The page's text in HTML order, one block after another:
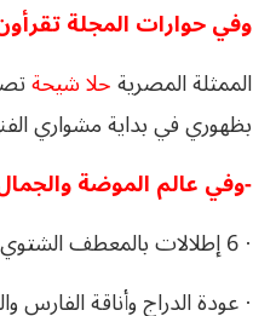
وفي حوارات المجلة
الممثلة المصريةحلا شيحة
بظهوري في بداية مشواري
-وفي عالم الموضة
· 6 إطلالات بالمعطف الشتوي للمحجبات